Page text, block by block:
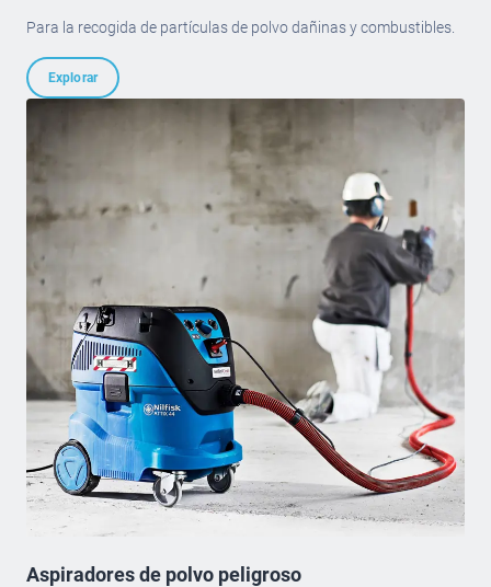
Para la recogida de partículas de polvo dañinas y combustibles.
Explorar
Aspiradores de polvo peligroso